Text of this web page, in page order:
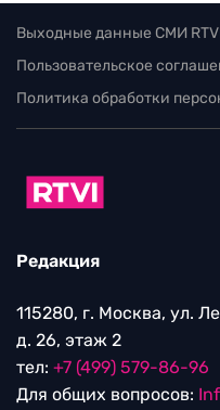
Выходные данные СМИ
Пользовательское
Политика обработки
Редакция
115280, г. Москва, ул.
д. 26, этаж 2
тел: +7 (499) 579-86-96
Для общих вопросов: